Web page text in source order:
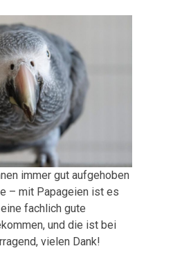
immer gut aufgehoben
– mit Papageien ist es
fachlich gute
und die ist bei
vielen Dank!